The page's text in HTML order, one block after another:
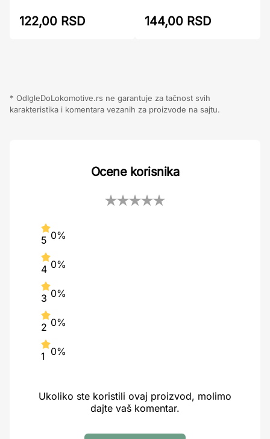
122,00 RSD 144,00 RSD
* OdIgleDoLokomotive.rs ne garantuje za tačnost svih
karakteristika i komentara vezanih za proizvode na sajtu.
Ocene korisnika
5 0%
4 0%
3 0%
2 0%
1 0%
Ukoliko ste koristili ovaj proizvod, molimo
dajte vaš komentar.